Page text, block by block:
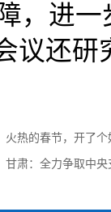
，进一
议还研
火热的春节，开了
甘肃：全力争取中